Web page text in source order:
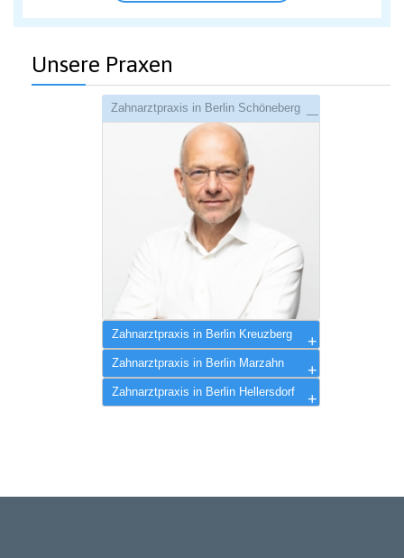
Unsere Praxen
Zahnarztpraxis in Berlin Schöneberg
Dr. Alexander Joselowitsch
Zahnarztpraxis in Berlin Kreuzberg
Zahnarztpraxis in Berlin Marzahn
Zahnarztpraxis in Berlin Hellersdorf